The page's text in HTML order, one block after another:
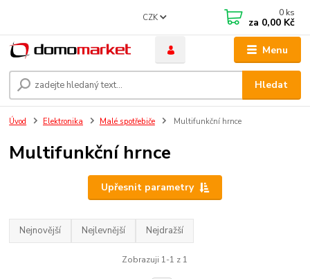
Menu
CZK
Hledat
0 ks
za 0,00 Kč
Úvod Elektronika Malé spotřebiče Multifunkční hrnce
Multifunkční hrnce
Upřesnit parametry
Nejnovější Nejlevnější Nejdražší
Zobrazuji 1-1 z 1